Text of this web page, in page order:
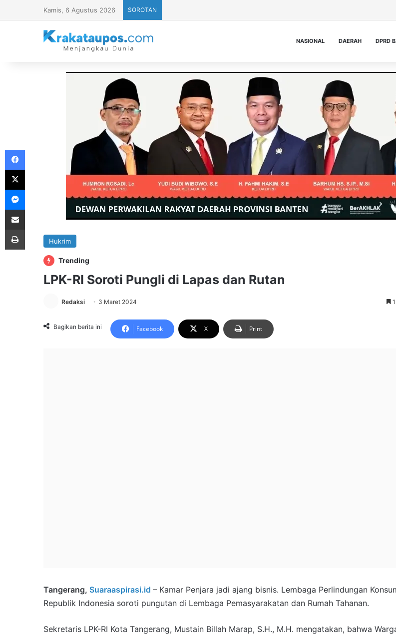
Kamis, 6 Agustus 2026 SOROTAN
NASIONAL DAERAH DPRD
Hukrim
Trending
LPK-RI Soroti Pungli di Lapas dan Rutan
Redaksi 3 Maret 2024
Bagikan berita ini Facebook X Print
Tangerang, Suaraaspirasi.id – Kamar Penjara jadi ajang bisnis. Lembaga Perlindungan
Republik Indonesia soroti pungutan di Lembaga Pemasyarakatan dan Rumah Tahanan.
Sekretaris LPK-RI Kota Tangerang, Mustain Billah Marap, S.H., M.H. mengatakan, bahwa